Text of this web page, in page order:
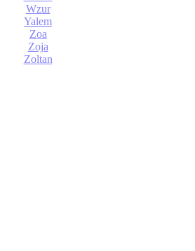
Wzur
Yalem
Zoa
Zoja
Zoltan